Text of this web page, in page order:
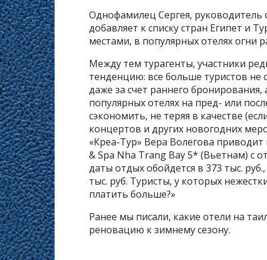
Однофамилец Сергея, руководитель
добавляет к списку стран Египет и
местами, в популярных отелях огни
Между тем турагенты, участники
тенденцию: все больше туристов
даже за счет раннего
популярных отелях на пред- или
сэкономить, не теряя в качестве
концертов и других новогодних
«Креа-Тур» Вера Волегова
& Spa Nha Trang Bay 5* (Вьетнам) с
даты отдых обойдется в 373 тыс.
тыс. руб. Туристы, у которых
платить больше?»
Ранее мы писали, какие отели на
реновацию к зимнему сезону.